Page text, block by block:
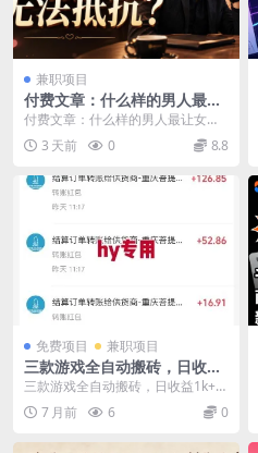
兼职项目
付费文章：什么样的男人最让
女人无法抵抗？
付费文章：什么样的男人最让女人
无法抵抗？ 文章介绍 你只有泡过的
女人多了，才能真...
3 天前 0 8.8
免费项目 兼职项目
三款游戏全自动搬砖，日收益
1k+，长久稳定，小白轻松上
手【揭秘】
三款游戏全自动搬砖，日收益1k+，
长久稳定，小白轻松上手【揭秘】
项目介绍： 每...
7 月前 6 0